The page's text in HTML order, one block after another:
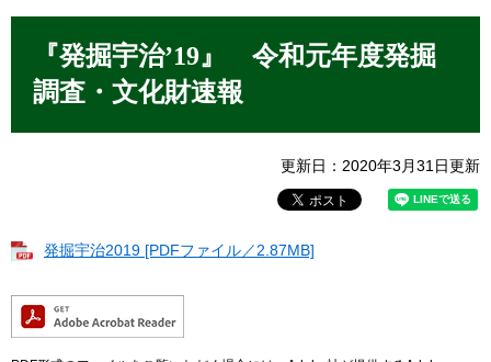
『発掘宇治’19』 令和元年度発掘
調査・文化財速報
更新日：2020年3月31日更新
発掘宇治2019 [PDFファイル／2.87MB]